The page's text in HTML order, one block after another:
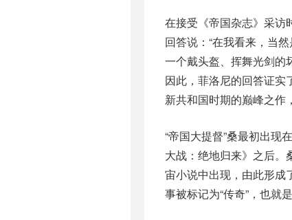
在接受《帝国杂志》采访
回答说：“在我看来，当
一个戴头盔、挥舞光剑的
因此，菲洛尼的回答证实
新共和国时期的巅峰之作
“帝国大提督”桑最初出现
大战：绝地归来》之后。
宙小说中出现，由此形成
事被标记为“传奇”，也就